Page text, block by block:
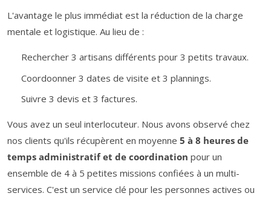
L'avantage le plus immédiat est la réduction de la charge
mentale et logistique. Au lieu de :
Rechercher 3 artisans différents pour 3 petits travaux.
Coordoonner 3 dates de visite et 3 plannings.
Suivre 3 devis et 3 factures.
Vous avez un seul interlocuteur. Nous avons observé chez
nos clients qu'ils récupèrent en moyenne 5 à 8 heures de
temps administratif et de coordination pour un
ensemble de 4 à 5 petites missions confiées à un multi-
services. C'est un service clé pour les personnes actives ou